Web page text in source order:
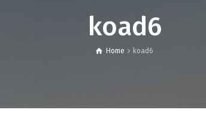
koad6
Home koad6